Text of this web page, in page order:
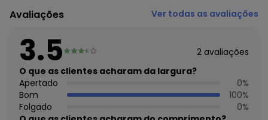
Código do produto: 8471440
Comprimento da Manga: Longa
Fornecedor: RRP COMERCIO DE CONFECCOES LTDA / CNPJ
10.436.142/0001-50
Feito: BRASIL
Cuidados para conservação do produto: lavar em ciclo
normal, com temperatura máxima de 40 ºC. Não utilize
alvejantes. Para secagem em tambor, mantenha a
temperatura máxima de 60 °C. Não precisa passar.
Avaliações Ver todas as avaliações
3.5 2 avaliações
O que as clientes acharam da largura?
Apertado
0%
Bom
100%
Folgado
0%